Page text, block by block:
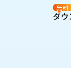
ダウ
無料